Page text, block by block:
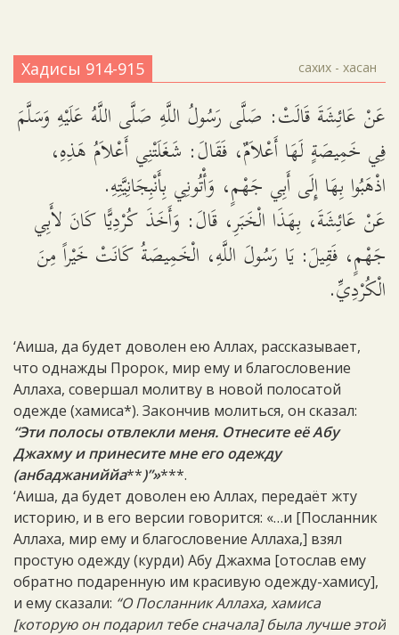
Хадисы 914-915 сахих - хасан
عَنْ عَائِشَةَ قَالَتْ: صَلَّى رَسُولُ اللَّهِ صَلَّى اللَّهُ عَلَيْهِ وَسَلَّمَ
فِي خَمِيصَةٍ لَهَا أَعْلاَمٌ، فَقَالَ: شَغَلَتْنِي أَعْلاَمُ هَذِهِ،
اذْهَبُوا بِهَا إِلَى أَبِي جَهْمٍ، وَأْتُونِي بِأَنْبِجَانِيَّتِهِ.
عَنْ عَائِشَةَ، بِهَذَا الْخَبَرِ، قَالَ: وَأَخَذَ كُرْدِيًّا كَانَ لأَبِي
جَهْمٍ، فَقِيلَ: يَا رَسُولَ اللَّهِ، الْخَمِيصَةُ كَانَتْ خَيْراً مِنَ
الْكُرْدِيِّ.
‘Аиша, да будет доволен ею Аллах, рассказывает,
что однажды Пророк, мир ему и благословение
Аллаха, совершал молитву в новой полосатой
одежде (хамиса*). Закончив молиться, он сказал:
“Эти полосы отвлекли меня. Отнесите её Абу
Джахму и принесите мне его одежду
(анбаджаниййа**)”»***.
‘Аиша, да будет доволен ею Аллах, передаёт жту
историю, и в его версии говорится: «…и [Посланник
Аллаха, мир ему и благословение Аллаха,] взял
простую одежду (курди) Абу Джахма [отослав ему
обратно подаренную им красивую одежду-хамису],
и ему сказали: “О Посланник Аллаха, хамиса
[которую он подарил тебе сначала] была лучше этой